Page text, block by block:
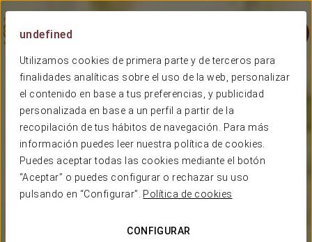
undefined
Utilizamos cookies de primera parte y de terceros para
finalidades analíticas sobre el uso de la web, personalizar
el contenido en base a tus preferencias, y publicidad
personalizada en base a un perfil a partir de la
recopilación de tus hábitos de navegación. Para más
información puedes leer nuestra política de cookies.
Puedes aceptar todas las cookies mediante el botón
“Aceptar” o puedes configurar o rechazar su uso
pulsando en “Configurar”. Política de cookies
CONFIGURAR